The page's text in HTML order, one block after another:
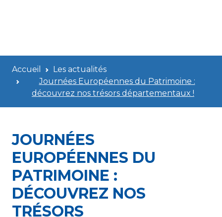
Accueil
Les actualités
Journées Européennes du Patrimoine :
découvrez nos trésors départementaux !
JOURNÉES
EUROPÉENNES DU
PATRIMOINE :
DÉCOUVREZ NOS
TRÉSORS